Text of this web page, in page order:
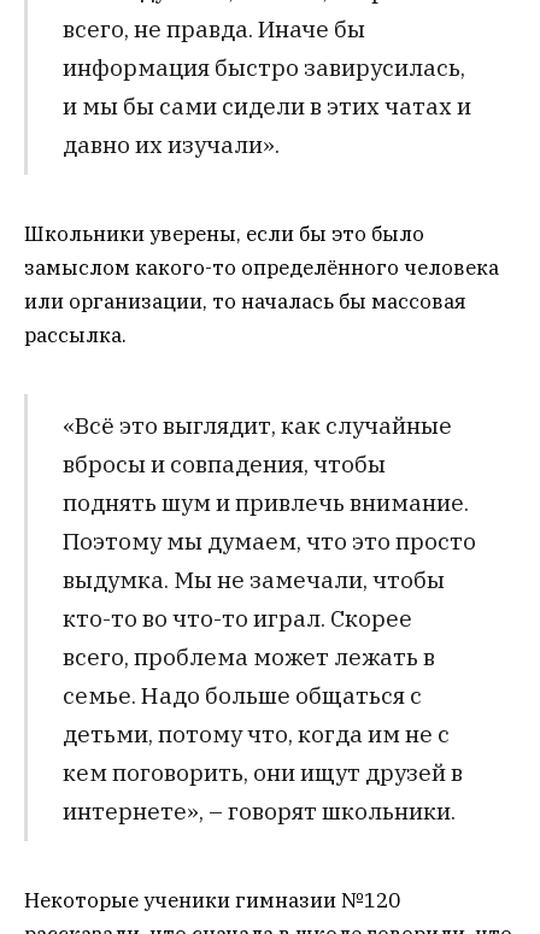
всего, не правда. Иначе бы
информация быстро завирусилась,
и мы бы сами сидели в этих чатах и
давно их изучали».
Школьники уверены, если бы это было
замыслом какого-то определённого человека
или организации, то началась бы массовая
рассылка.
«Всё это выглядит, как случайные
вбросы и совпадения, чтобы
поднять шум и привлечь внимание.
Поэтому мы думаем, что это просто
выдумка. Мы не замечали, чтобы
кто-то во что-то играл. Скорее
всего, проблема может лежать в
семье. Надо больше общаться с
детьми, потому что, когда им не с
кем поговорить, они ищут друзей в
интернете», – говорят школьники.
Некоторые ученики гимназии №120